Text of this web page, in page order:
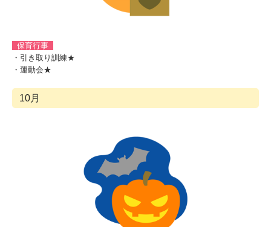
保育行事
・引き取り訓練★
・運動会★
10月